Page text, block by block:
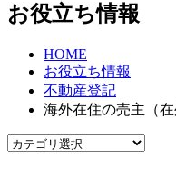
お役立ち情報
HOME
お役立ち情報
不動産登記
海外在住の売主（